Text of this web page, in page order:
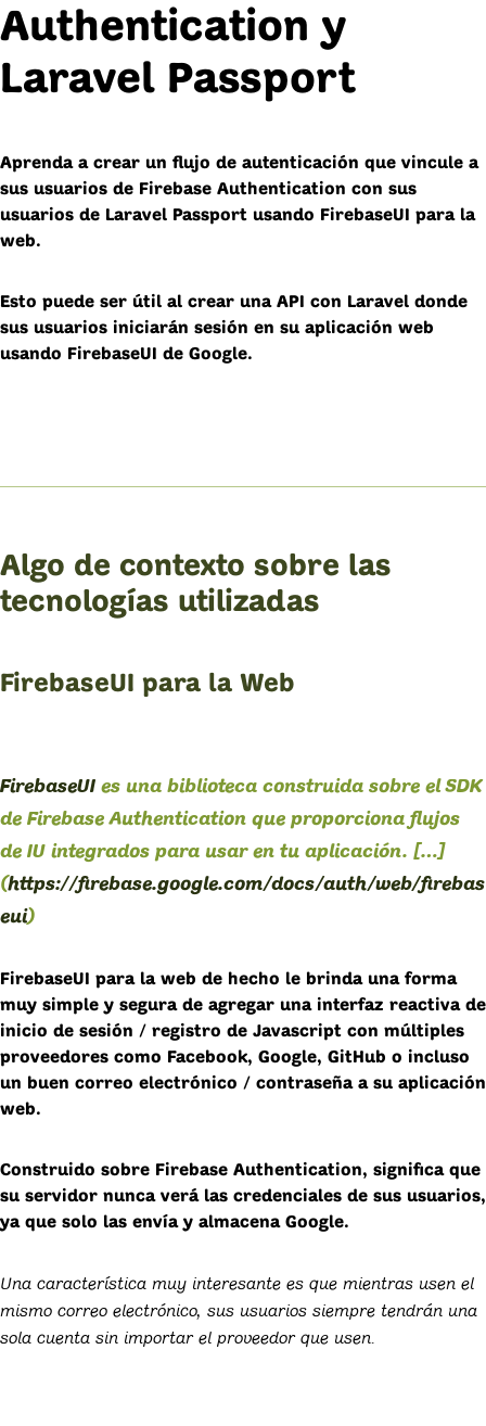
Authentication y
Laravel Passport
Aprenda a crear un flujo de autenticación que vincule a
sus usuarios de Firebase Authentication con sus
usuarios de Laravel Passport usando FirebaseUI para la
web.
Esto puede ser útil al crear una API con Laravel donde
sus usuarios iniciarán sesión en su aplicación web
usando FirebaseUI de Google.
Algo de contexto sobre las
tecnologías utilizadas
FirebaseUI para la Web
FirebaseUI es una biblioteca construida sobre el SDK
de Firebase Authentication que proporciona flujos
de IU integrados para usar en tu aplicación. […]
(https://firebase.google.com/docs/auth/web/firebas
eui)
FirebaseUI para la web de hecho le brinda una forma
muy simple y segura de agregar una interfaz reactiva de
inicio de sesión / registro de Javascript con múltiples
proveedores como Facebook, Google, GitHub o incluso
un buen correo electrónico / contraseña a su aplicación
web.
Construido sobre Firebase Authentication, significa que
su servidor nunca verá las credenciales de sus usuarios,
ya que solo las envía y almacena Google.
Una característica muy interesante es que mientras usen el
mismo correo electrónico, sus usuarios siempre tendrán una
sola cuenta sin importar el proveedor que usen.